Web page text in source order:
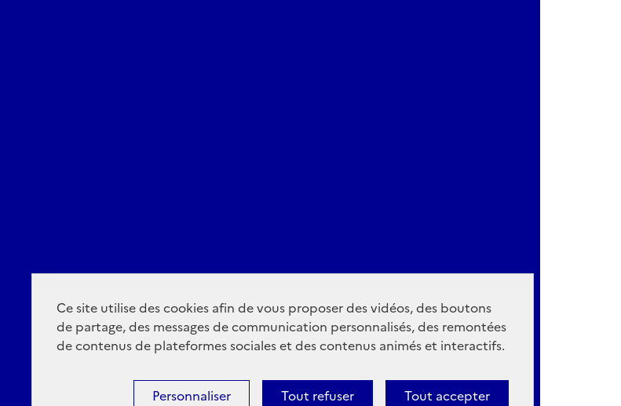
Ce site utilise des cookies afin de vous proposer des vidéos, des boutons
de partage, des messages de communication personnalisés, des remontées
de contenus de plateformes sociales et des contenus animés et interactifs.
Tout accepter
Tout refuser
Personnaliser